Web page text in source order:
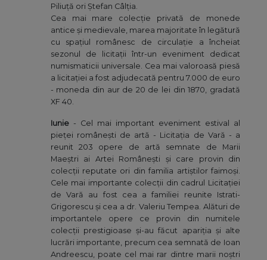
Piliuță ori Ștefan Câlția.
Cea mai mare colecție privată de monede
antice și medievale, marea majoritate în legătură
cu spațiul românesc de circulație a încheiat
sezonul de licitații într-un eveniment dedicat
numismaticii universale. Cea mai valoroasă piesă
a licitației a fost adjudecată pentru 7.000 de euro
- moneda din aur de 20 de lei din 1870, gradată
XF 40.
Iunie- Cel mai important eveniment estival al
pieței românești de artă - Licitația de Vară - a
reunit 203 opere de artă semnate de Marii
Maeștri ai Artei Românești și care provin din
colecții reputate ori din familia artiștilor faimoși.
Cele mai importante colecții din cadrul Licitației
de Vară au fost cea a familiei reunite Istrati-
Grigorescu și cea a dr. Valeriu Tempea. Alături de
importantele opere ce provin din numitele
colecții prestigioase și-au făcut apariția și alte
lucrări importante, precum cea semnată de Ioan
Andreescu, poate cel mai rar dintre marii noștri